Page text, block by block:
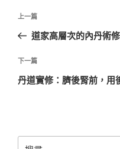
文
導
覽
上
一
文
章
上一篇
道家高層次的內丹術
下
一
下一篇
丹道實修：臍後腎前，用